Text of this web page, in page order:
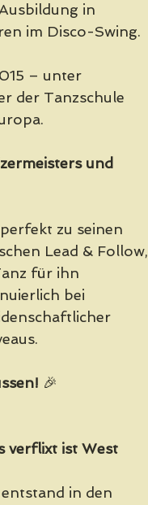
in
im Disco-Swing.
– unter
der Tanzschule
und
zu seinen
Lead & Follow,
für ihn
bei
🎉
verflixt ist West
in den